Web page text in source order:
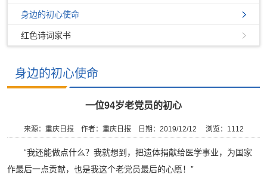
身边的初心使命
红色诗词家书
身边的初心使命
一位94岁老党员的初心
来源：重庆日报 作者：重庆日报 日期：2019/12/12 浏览： 1112
“我还能做点什么？我就想到，把遗体捐献给医学事业，为国家
作最后一点贡献，也是我这个老党员最后的心愿！”